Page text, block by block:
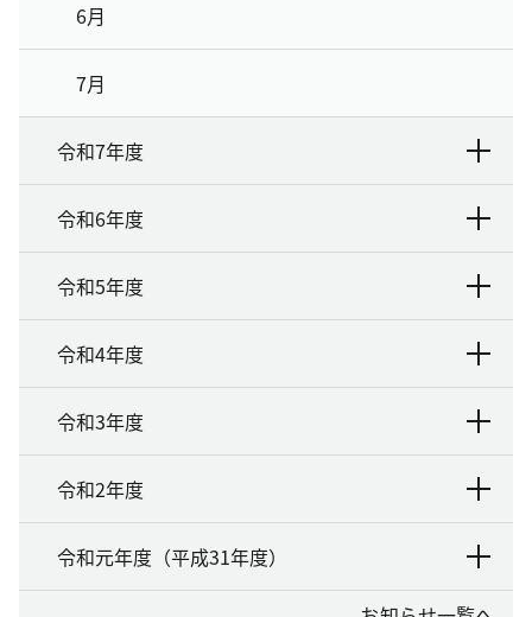
6月
7月
令和7年度
令和6年度
令和5年度
令和4年度
令和3年度
令和2年度
令和元年度（平成31年度）